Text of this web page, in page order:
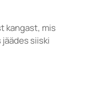
kangast, mis
siiski